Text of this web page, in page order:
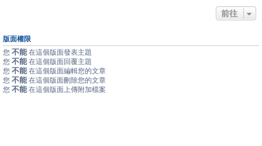
前往
版面權限
您 不能 在這個版面發表主題
您 不能 在這個版面回覆主題
您 不能 在這個版面編輯您的文章
您 不能 在這個版面刪除您的文章
您 不能 在這個版面上傳附加檔案